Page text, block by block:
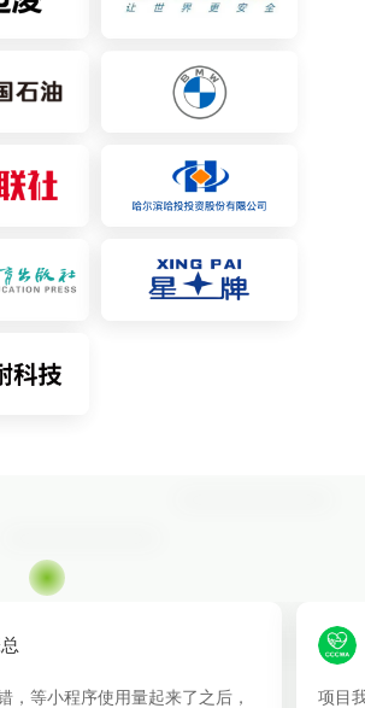
，等小程序使用量起来了之后，
项目